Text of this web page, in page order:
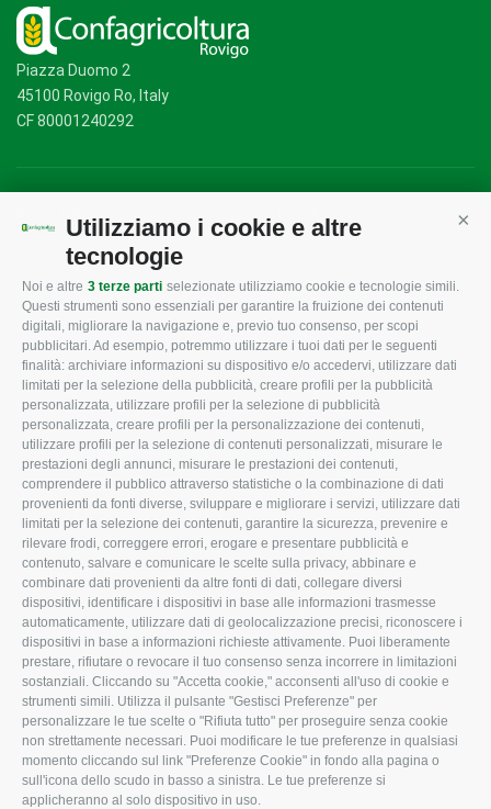
Utilizziamo i cookie e altre
tecnologie
Noi e altre 3 terze parti selezionate utilizziamo cookie e tecnologie simili.
Questi strumenti sono essenziali per garantire la fruizione dei contenuti
digitali, migliorare la navigazione e, previo tuo consenso, per scopi
pubblicitari. Ad esempio, potremmo utilizzare i tuoi dati per le seguenti
finalità: archiviare informazioni su dispositivo e/o accedervi, utilizzare dati
limitati per la selezione della pubblicità, creare profili per la pubblicità
personalizzata, utilizzare profili per la selezione di pubblicità
personalizzata, creare profili per la personalizzazione dei contenuti,
utilizzare profili per la selezione di contenuti personalizzati, misurare le
prestazioni degli annunci, misurare le prestazioni dei contenuti,
comprendere il pubblico attraverso statistiche o la combinazione di dati
provenienti da fonti diverse, sviluppare e migliorare i servizi, utilizzare dati
limitati per la selezione dei contenuti, garantire la sicurezza, prevenire e
rilevare frodi, correggere errori, erogare e presentare pubblicità e
contenuto, salvare e comunicare le scelte sulla privacy, abbinare e
combinare dati provenienti da altre fonti di dati, collegare diversi
dispositivi, identificare i dispositivi in base alle informazioni trasmesse
automaticamente, utilizzare dati di geolocalizzazione precisi, riconoscere i
dispositivi in base a informazioni richieste attivamente. Puoi liberamente
prestare, rifiutare o revocare il tuo consenso senza incorrere in limitazioni
sostanziali. Cliccando su "Accetta cookie," acconsenti all'uso di cookie e
strumenti simili. Utilizza il pulsante "Gestisci Preferenze" per
personalizzare le tue scelte o "Rifiuta tutto" per proseguire senza cookie
non strettamente necessari. Puoi modificare le tue preferenze in qualsiasi
momento cliccando sul link "Preferenze Cookie" in fondo alla pagina o
sull'icona dello scudo in basso a sinistra. Le tue preferenze si
applicheranno al solo dispositivo in uso.
Piazza Duomo 2
45100 Rovigo Ro, Italy
CF 80001240292
CONFAGRICOLTURA
ROVIGO
L'Associazione
Missione e Progetto
Organigramma aziendale
I Nostri Servizi
Uffici della Sede
provinciale
Le Sedi di Zona
Agricoltori S.r.l.
Whistleblowing
Confagricoltura Rovigo e
Agricoltori srl
CONFAGRICOLTURA
INFORMA
Tecnico
Fiscale
Lavoro
Ambiente
Associazione
CONFAGRICOLTURA
ATTIVA
Notizie in evidenza
Eventi
Comunicati Stampa
Video
Iscrizione Newsletter
Newsletter